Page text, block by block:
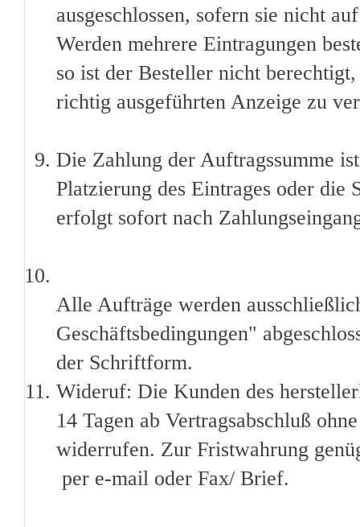
ausgeschlossen, sofern sie nicht
Werden mehrere Eintragungen
so ist der Besteller nicht
richtig ausgeführten Anzeige zu
Die Zahlung der Auftragssumme
Platzierung des Eintrages oder die
erfolgt sofort nach
Alle Aufträge werden
Geschäftsbedingungen"
der Schriftform.
Wideruf: Die Kunden des
14 Tagen ab Vertragsabschluß
widerrufen. Zur Fristwahrung
per e-mail oder Fax/ Brief.